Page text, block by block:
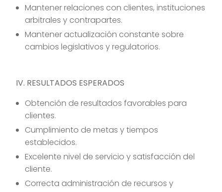
Mantener relaciones con clientes, instituciones
arbitrales y contrapartes.
Mantener actualización constante sobre
cambios legislativos y regulatorios.
IV. RESULTADOS ESPERADOS
Obtención de resultados favorables para
clientes.
Cumplimiento de metas y tiempos
establecidos.
Excelente nivel de servicio y satisfacción del
cliente.
Correcta administración de recursos y